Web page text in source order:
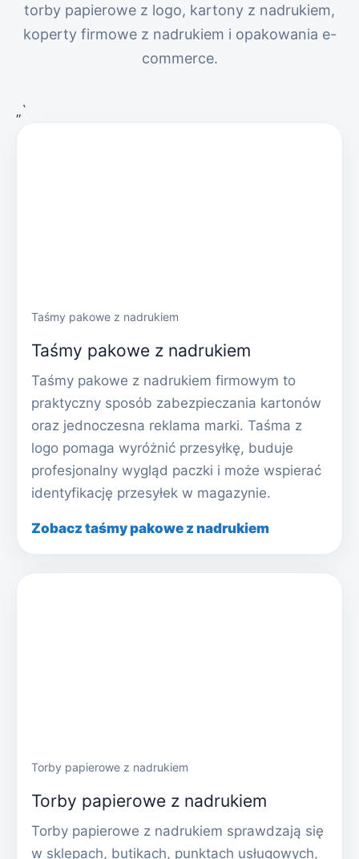
torby papierowe z logo, kartony z nadrukiem,
koperty firmowe z nadrukiem i opakowania e-
commerce.
„`
Taśmy pakowe z nadrukiem
Taśmy pakowe z nadrukiem
Taśmy pakowe z nadrukiem firmowym to
praktyczny sposób zabezpieczania kartonów
oraz jednoczesna reklama marki. Taśma z
logo pomaga wyróżnić przesyłkę, buduje
profesjonalny wygląd paczki i może wspierać
identyfikację przesyłek w magazynie.
Zobacz taśmy pakowe z nadrukiem
Torby papierowe z nadrukiem
Torby papierowe z nadrukiem
Torby papierowe z nadrukiem sprawdzają się
w sklepach, butikach, punktach usługowych,